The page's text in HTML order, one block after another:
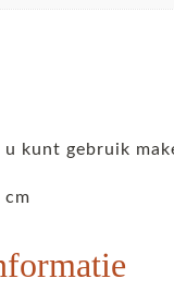
kunt gebruik
cm